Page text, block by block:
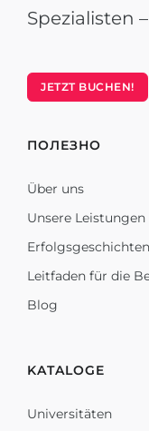
Spezialisten
JETZT BUCHEN!
ПОЛЕЗНО
Über uns
Unsere Leistungen
Erfolgsgeschichten
Leitfaden für die
Blog
KATALOGE
Universitäten